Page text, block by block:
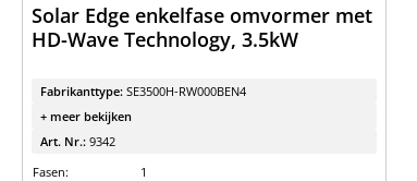
Solar Edge enkelfase omvormer met
HD-Wave Technology, 3.5kW
Fabrikanttype: SE3500H-RW000BEN4
+ meer bekijken
Art. Nr.: 9342
Fasen:
1